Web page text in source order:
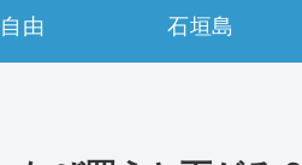
由 石垣島